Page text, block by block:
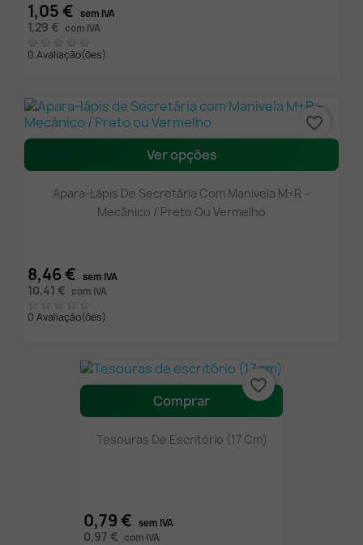
1,05 € sem IVA
1,29 € com IVA
0 Avaliação(ões)
Ver opções
Apara-Lápis De Secretária Com Manivela M+R –
Mecânico / Preto Ou Vermelho
8,46 € sem IVA
10,41 € com IVA
0 Avaliação(ões)
favorite_border
Comprar
Tesouras De Escritório (17 Cm)
0,79 € sem IVA
0,97 € com IVA
favorite_border